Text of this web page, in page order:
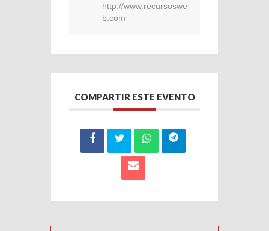
http://www.recursoswe
b.com
COMPARTIR ESTE EVENTO